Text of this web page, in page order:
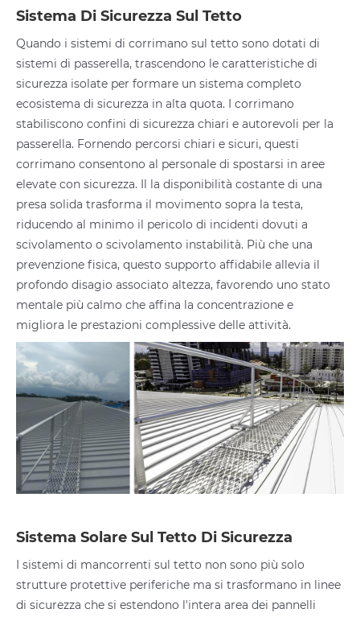
Sistema Di Sicurezza Sul Tetto
Quando i sistemi di corrimano sul tetto sono dotati di
sistemi di passerella, trascendono le caratteristiche di
sicurezza isolate per formare un sistema completo
ecosistema di sicurezza in alta quota. I corrimano
stabiliscono confini di sicurezza chiari e autorevoli per la
passerella. Fornendo percorsi chiari e sicuri, questi
corrimano consentono al personale di spostarsi in aree
elevate con sicurezza. Il la disponibilità costante di una
presa solida trasforma il movimento sopra la testa,
riducendo al minimo il pericolo di incidenti dovuti a
scivolamento o scivolamento instabilità. Più che una
prevenzione fisica, questo supporto affidabile allevia il
profondo disagio associato altezza, favorendo uno stato
mentale più calmo che affina la concentrazione e
migliora le prestazioni complessive delle attività.
Sistema Solare Sul Tetto Di Sicurezza
I sistemi di mancorrenti sul tetto non sono più solo
strutture protettive periferiche ma si trasformano in linee
di sicurezza che si estendono l'intera area dei pannelli